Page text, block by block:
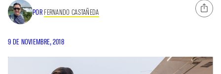
POR FERNANDO CASTAÑEDA
9 DE NOVIEMBRE, 2018